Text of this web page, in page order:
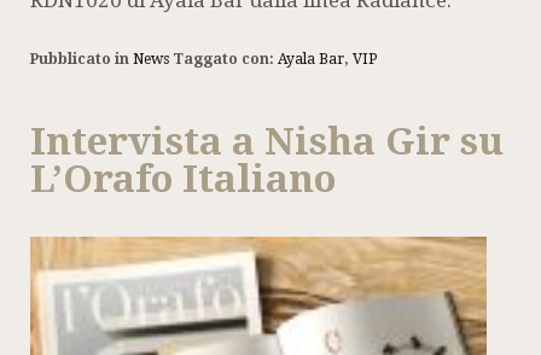
Pubblicato in News Taggato con: Ayala Bar, VIP
Intervista a Nisha Gir su
L’Orafo Italiano